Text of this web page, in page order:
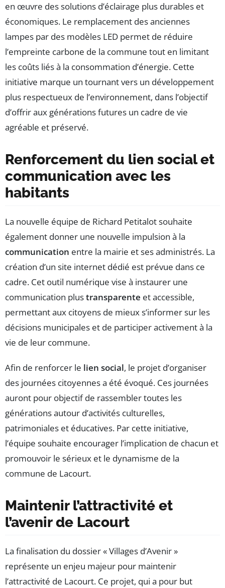
en œuvre des solutions d’éclairage plus durables et
économiques. Le remplacement des anciennes
lampes par des modèles LED permet de réduire
l’empreinte carbone de la commune tout en limitant
les coûts liés à la consommation d’énergie. Cette
initiative marque un tournant vers un développement
plus respectueux de l’environnement, dans l’objectif
d’offrir aux générations futures un cadre de vie
agréable et préservé.
Renforcement du lien social et
communication avec les
habitants
La nouvelle équipe de Richard Petitalot souhaite
également donner une nouvelle impulsion à la
communication entre la mairie et ses administrés. La
création d’un site internet dédié est prévue dans ce
cadre. Cet outil numérique vise à instaurer une
communication plustransparente et accessible,
permettant aux citoyens de mieux s’informer sur les
décisions municipales et de participer activement à la
vie de leur commune.
Afin de renforcer le lien social, le projet d’organiser
des journées citoyennes a été évoqué. Ces journées
auront pour objectif de rassembler toutes les
générations autour d’activités culturelles,
patrimoniales et éducatives. Par cette initiative,
l’équipe souhaite encourager l’implication de chacun et
promouvoir le sérieux et le dynamisme de la
commune de Lacourt.
Maintenir l’attractivité et
l’avenir de Lacourt
La finalisation du dossier « Villages d’Avenir »
représente un enjeu majeur pour maintenir
l’attractivité de Lacourt. Ce projet, qui a pour but